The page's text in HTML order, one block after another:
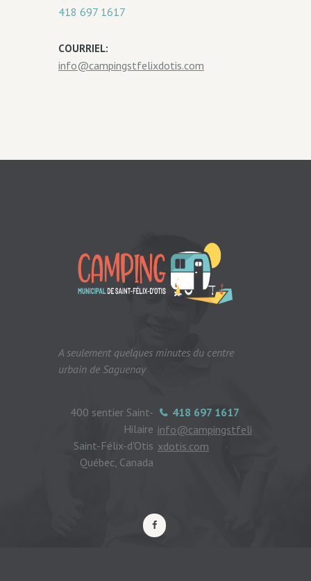
418 697 1617
COURRIEL:
info@campingstfelixdotis.com
A seulement quelques minutes du centre
urbain de Saguenay
418 697 1617
info@campingstfeli
xdotis.com
400 sentier Saint-
Hilaire
Saint-Félix-d'Otis
Québec, Canada